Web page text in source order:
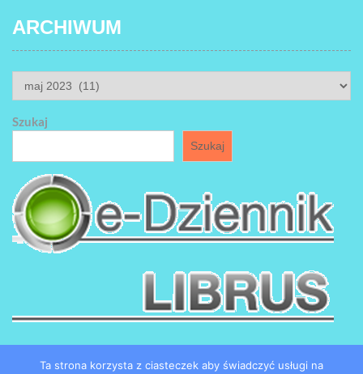
ARCHIWUM
ARCHIWUM
Szukaj
Szukaj
Ta strona korzysta z ciasteczek aby świadczyć usługi na